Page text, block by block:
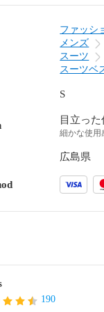
ファッシ
メンズ
スーツ
スーツベ
S
目立っ
細かな使用
広島県
190